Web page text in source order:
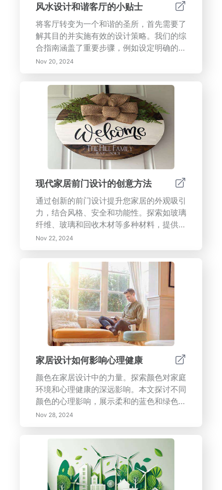
风水设计和谐客厅的小贴士
将客厅转变为一个和谐的圣所，首先需要了
解其目的并实施有效的设计策略。我们的综
合指南涵盖了重要步骤，例如设定明确的功
能目标、融入自然元素以及通过家具摆放实
现平衡。了解艾森豪威尔矩阵以有效优先考
虑空间内的任务，并发现时间区块的好处以
提升生产力。探索减少干扰的方法，利用科
技为您的智能家居体验，补充您的风水原
则。定期检查和调整您的空间，确保它保持
与您的生活方式一致的宁静避风港。深入了
解创造一个促进福祉、联结和平衡的客厅的
技巧和小贴士——您家的心脏期待着转变！
Nov 20, 2024
现代家居前门设计的创意方法
通过创新的前门设计提升您家居的外观吸引
力，结合风格、安全和功能性。探索如玻璃
纤维、玻璃和回收木材等多种材料，提供现
代美学和耐用性。发现大胆的颜色和饰面如
何使您的前门成为一个引人注目的焦点，同
时智能技术的增强确保便利和安全。了解建
筑元素在协调门与您家居设计中的重要性，
并受到反映您独特品味的个性化元素的启
发。无论您是希望整合环保材料还是先进的
安全功能，我们全面的指南将帮助您选择完
美的前门，以提升您家的入口。通过涵盖形
式与功能的深思熟虑设计选择，给人留下持
久的印象。
Nov 22, 2024
家居设计如何影响心理健康
颜色在家居设计中的力量。探索颜色对家庭
环境和心理健康的深远影响。本文探讨不同
颜色的心理影响，展示柔和的蓝色和绿色如
何促进放松，而充满活力的黄色如何激发创
造力。学习如何通过周到的布局设计出宁静
的庇护所，优先考虑功能性和流动性，从而
提升您的日常体验。探索自然元素如光线和
室内植物的作用，以及个人化装饰如何将您
的空间转变为舒适的避风港。发现创建工作
和休闲专属区域的策略，以促进清晰性并降
Nov 28, 2024